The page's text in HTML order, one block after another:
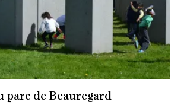
parc de Beauregard